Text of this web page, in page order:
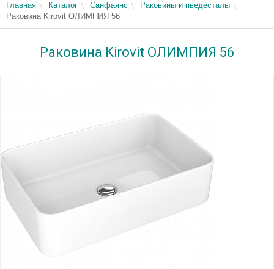
Главная Каталог Санфаянс
Раковины и пьедесталы
Раковина Kirovit ОЛИМПИЯ 56
Раковина Kirovit ОЛИМПИЯ 56